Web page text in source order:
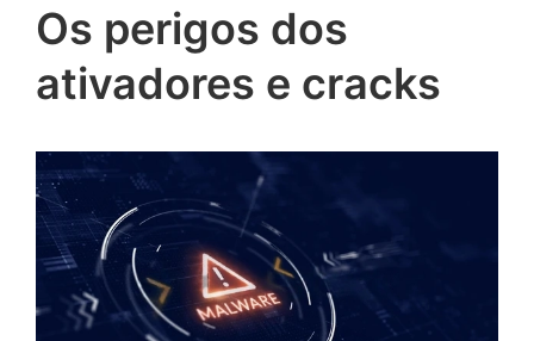
Os perigos dos
ativadores e cracks